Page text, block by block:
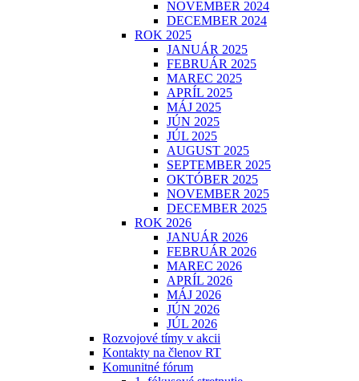
NOVEMBER 2024
DECEMBER 2024
ROK 2025
JANUÁR 2025
FEBRUÁR 2025
MAREC 2025
APRÍL 2025
MÁJ 2025
JÚN 2025
JÚL 2025
AUGUST 2025
SEPTEMBER 2025
OKTÓBER 2025
NOVEMBER 2025
DECEMBER 2025
ROK 2026
JANUÁR 2026
FEBRUÁR 2026
MAREC 2026
APRÍL 2026
MÁJ 2026
JÚN 2026
JÚL 2026
Rozvojové tímy v akcii
Kontakty na členov RT
Komunitné fórum